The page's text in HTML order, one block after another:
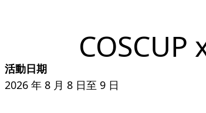
活動日期
2026 年 8 月 8 日至 9 日